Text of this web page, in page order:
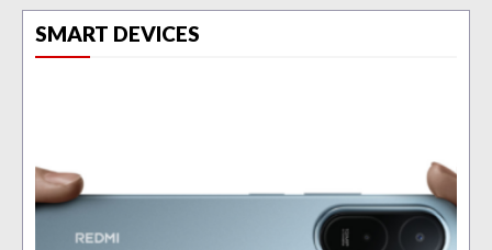
SMART DEVICES